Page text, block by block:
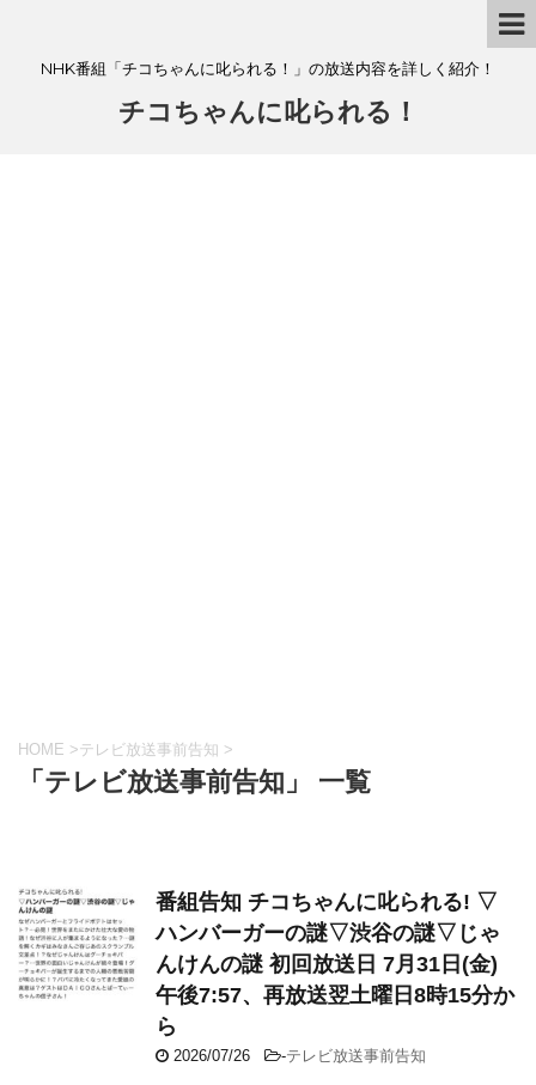
NHK番組「チコちゃんに叱られる！」の放送内容を詳しく紹介！
チコちゃんに叱られる！
HOME >テレビ放送事前告知 >
「テレビ放送事前告知」 一覧
番組告知 チコちゃんに叱られる! ▽
ハンバーガーの謎▽渋谷の謎▽じゃ
んけんの謎 初回放送日 7月31日(金)
午後7:57、再放送翌土曜日8時15分か
ら
2026/07/26 -テレビ放送事前告知